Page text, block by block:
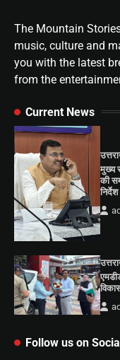
The Mountain
music, culture and
you with the latest
from the
Current News
मुख्य
की
निर्देश
Follow us on